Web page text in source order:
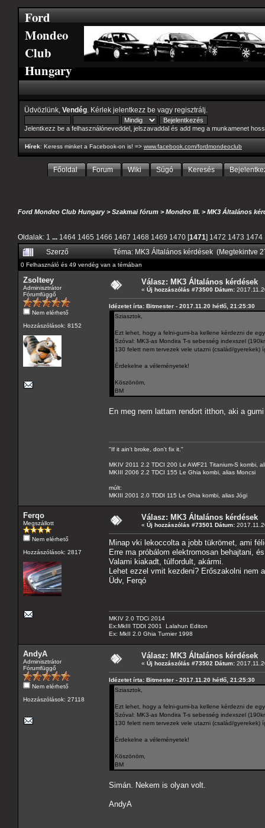
Ford
Mondeo
Club
Hungary
Üdvözlünk, Vendég . Kérlek jelentkezz be vagy regisztrálj
Jelentkezz be a felhasználóneveddel, jelszavaddal és add meg a munkamenet
Hírek: Keress minket a Facebook-on is! => www.facebook.com/fordmondeoclub
Főoldal Forum Wiki Súgó Keresés
Ford Mondeo Club Hungary>Szakmai fórum >Mondeo III. >MK3 Általános
Oldalak: 1 ... 1464 1465 1466 1467 1468 1469 1470 [1471] 1472 1473 1474
Szerző
Téma: MK3 Általános kérdések (Megtekintve
0 Felhasználó és 49 vendég van a témában
Zsolteey
Adminisztrátor
Fórumfüggő
Nem elérhető
Hozzászólások: 8152
Válasz: MK3 Általános kérdések
« Új hozzászólás #73500 Dátum:
Idézetet írta: Bitmester - 2017.11.20 hétfő, 21:25:30
Sziasztok,
Ezt lehet, hogy a felni-gumi-ba kellene kérdezni de
Szóval: MK3-as Mondira T-s sebesség indexszel
130 felett nem tervezek vele utazni (család/gyerekek)
Érdekelne a véleményetek!
Köszönöm,
BM
En meg nem lattam rendort itthon, aki a
"If it ain't broke, don't fix it."
MKIV 2011 2.2 TDCI 200 Le AWF21 Titanium-S kombi,
MKIII 2006 2.2 TDCI 155 Le Ghia kombi, alias Moncsi
múlt:
MKIII 2001 2.0 TDDI 115 Le Ghia kombi, alias Jógi
Ferqo
Megszállott
Nem elérhető
Hozzászólások: 2817
Válasz: MK3 Általános kérdések
« Új hozzászólás #73501 Dátum:
Minap vki lekoccolta a jobb tükrömet, ami
Erre ma próbálom elektromosan behajtani,
Valami kiakadt, túlfordult, akármi.
Lehet ezzel vmit kezdeni? Erőszakolni nem
Üdv, Ferqó
MKIV 2.0 TDCi 2014
Ex:MkIII TDDI 2001 Lalahun Editon
Ex: MkII 2.0 Ghia Turnier 1998
AndyA
Adminisztrátor
Fórumfüggő
Nem elérhető
Hozzászólások: 27118
Válasz: MK3 Általános kérdések
« Új hozzászólás #73502 Dátum:
Idézetet írta: Bitmester - 2017.11.20 hétfő, 21:25:30
Sziasztok,
Ezt lehet, hogy a felni-gumi-ba kellene kérdezni de
Szóval: MK3-as Mondira T-s sebesség indexszel
130 felett nem tervezek vele utazni (család/gyerekek)
Érdekelne a véleményetek!
Köszönöm,
BM
Simán. Nekem is olyan volt.
AndyA